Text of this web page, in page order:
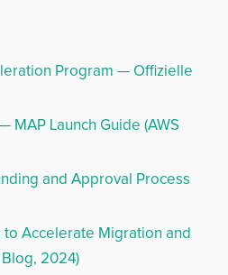
Program — Offizielle
MAP Launch Guide (AWS
and Approval Process
to Accelerate Migration and
2024)